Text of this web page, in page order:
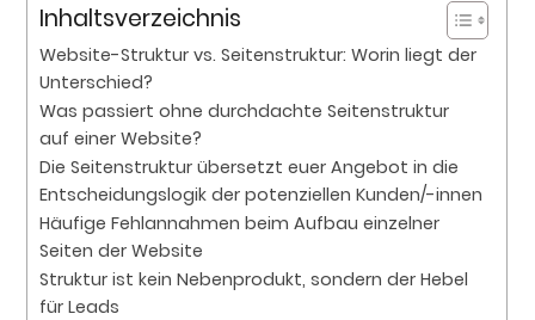
Inhaltsverzeichnis
Website-Struktur vs. Seitenstruktur: Worin liegt der
Unterschied?
Was passiert ohne durchdachte Seitenstruktur
auf einer Website?
Die Seitenstruktur übersetzt euer Angebot in die
Entscheidungslogik der potenziellen Kunden/-innen
Häufige Fehlannahmen beim Aufbau einzelner
Seiten der Website
Struktur ist kein Nebenprodukt, sondern der Hebel
für Leads